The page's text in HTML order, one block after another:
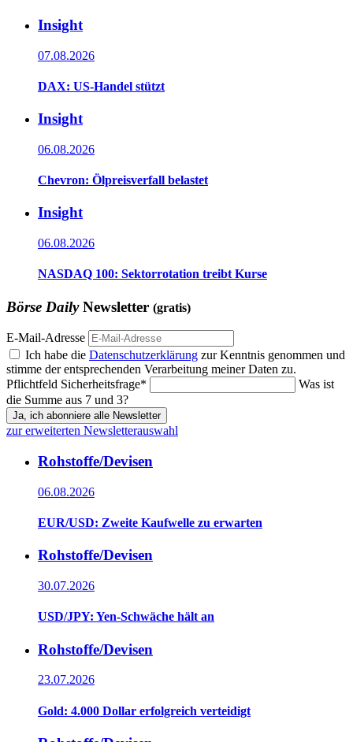
Insight
07.08.2026
DAX: US-Handel stützt
Insight
06.08.2026
Chevron: Ölpreisverfall belastet
Insight
06.08.2026
NASDAQ 100: Sektorrotation treibt Kurse
Börse DailyNewsletter (gratis)
E-Mail-Adresse
Ich habe die Datenschutzerklärung zur Kenntnis genommen und
stimme der entsprechenden Verarbeitung meiner Daten zu.
Pflichtfeld Sicherheitsfrage*
Was ist
die Summe aus 7 und 3?
Ja, ich abonniere alle Newsletter
zur erweiterten Newsletterauswahl
Rohstoffe/Devisen
06.08.2026
EUR/USD: Zweite Kaufwelle zu erwarten
Rohstoffe/Devisen
30.07.2026
USD/JPY: Yen-Schwäche hält an
Rohstoffe/Devisen
23.07.2026
Gold: 4.000 Dollar erfolgreich verteidigt